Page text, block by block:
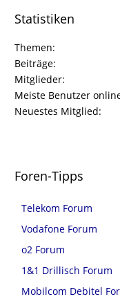
Statistiken
Themen
Beiträge
Mitglieder
Meiste Benutzer
Neuestes Mitglied
Foren-Tipps
Telekom Forum
Vodafone Forum
o2 Forum
1&1 Drillisch Forum
Mobilcom Debitel